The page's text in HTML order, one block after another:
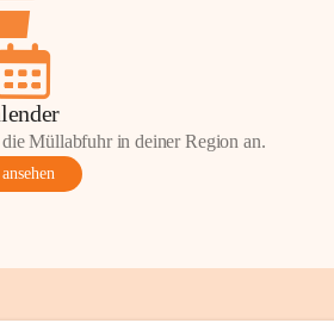
Müllabfuhr in deiner Region an.